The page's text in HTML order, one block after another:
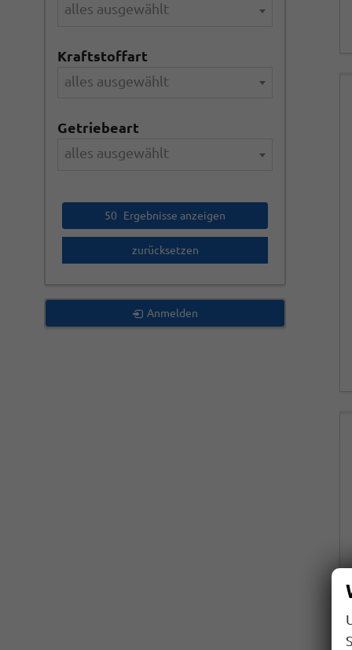
alles ausgewählt
Kraftstoffart
alles ausgewählt
Getriebeart
alles ausgewählt
50 Ergebnisse anzeigen
zurücksetzen
Anmelden